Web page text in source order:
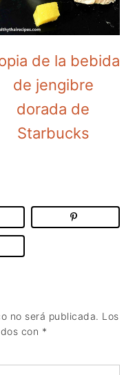
de la bebida
de jengibre
dorada de
Starbucks
no será publicada. Los
con *